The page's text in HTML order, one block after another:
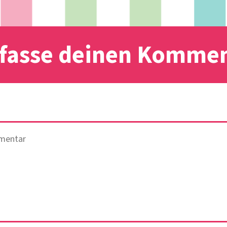
deinen